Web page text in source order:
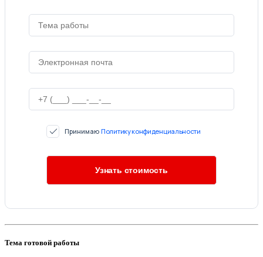
Принимаю Политику конфиденциальности
Тема готовой работы